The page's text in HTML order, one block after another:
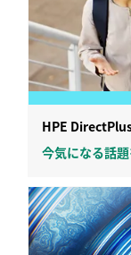
HPE
今気になる話